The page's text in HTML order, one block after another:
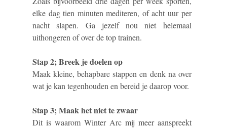
elke dag tien minuten mediteren, of acht uur per
nacht slapen. Ga jezelf nou niet helemaal
uithongeren of over de top trainen.
Stap 2; Breek je doelen op
Maak kleine, behapbare stappen en denk na over
wat je kan tegenhouden en bereid je daarop voor.
Stap 3; Maak het niet te zwaar
Dit is waarom Winter Arc mij meer aanspreekt